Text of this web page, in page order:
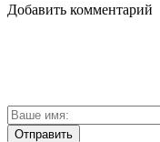
Добавить комментарий